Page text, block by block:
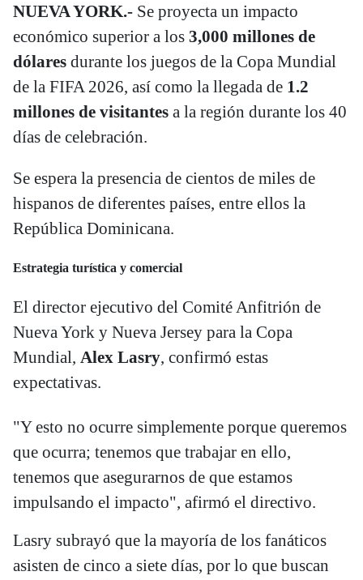
NUEVA YORK.- Se proyecta un impacto
económico superior a los 3,000 millones de
dólares durante los juegos de la Copa Mundial
de la FIFA 2026, así como la llegada de 1.2
millones de visitantes a la región durante los 40
días de celebración.
Se espera la presencia de cientos de miles de
hispanos de diferentes países, entre ellos la
República Dominicana.
Estrategia turística y comercial
El director ejecutivo del Comité Anfitrión de
Nueva York y Nueva Jersey para la Copa
Mundial, Alex Lasry, confirmó estas
expectativas.
"Y esto no ocurre simplemente porque queremos
que ocurra; tenemos que trabajar en ello,
tenemos que asegurarnos de que estamos
impulsando el impacto", afirmó el directivo.
Lasry subrayó que la mayoría de los fanáticos
asisten de cinco a siete días, por lo que buscan